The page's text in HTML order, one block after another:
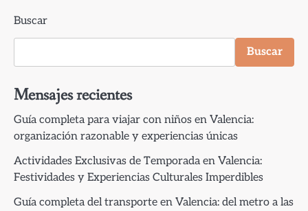
Buscar
Buscar
Mensajes recientes
Guía completa para viajar con niños en Valencia:
organización razonable y experiencias únicas
Actividades Exclusivas de Temporada en Valencia:
Festividades y Experiencias Culturales Imperdibles
Guía completa del transporte en Valencia: del metro a las